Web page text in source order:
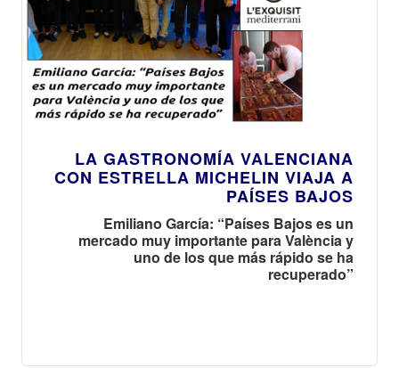
LA GASTRONOMÍA VALENCIANA
CON ESTRELLA MICHELIN VIAJA A
PAÍSES BAJOS
Emiliano García: “Países Bajos es un
mercado muy importante para València y
uno de los que más rápido se ha
recuperado”